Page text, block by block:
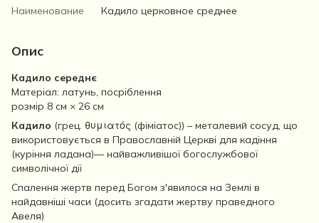
Наименование
Кадило церковное среднее
Опис
Кадило середнє
Матеріал: латунь, посріблення
розмір 8 см × 26 см
Кадило (грец. θυμιατός (фіміатос)) – металевий сосуд, що
використовується в Православній Церкві для кадіння
(куріння ладана)— найважливішої богослужбової
символічної дії
Спалення жертв перед Богом з'явилося на Землі в
найдавніші часи (досить згадати жертву праведного
Авеля)